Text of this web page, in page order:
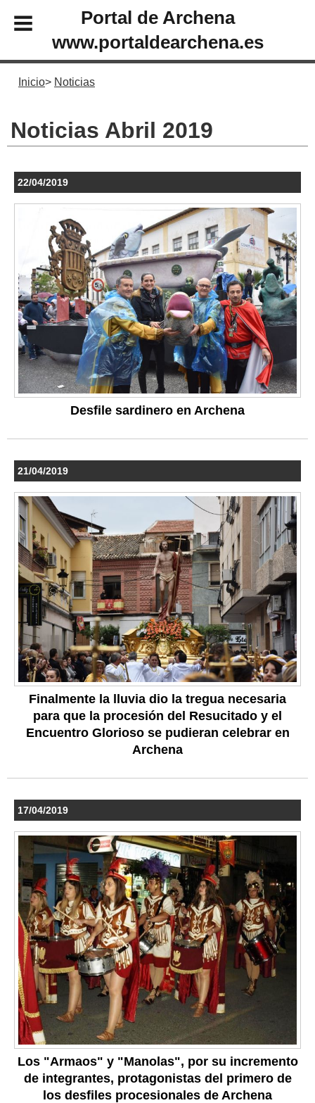
Portal de Archena
www.portaldearchena.es
Inicio Noticias
Noticias Abril 2019
22/04/2019
Desfile sardinero en Archena
21/04/2019
Finalmente la lluvia dio la tregua necesaria
para que la procesión del Resucitado y el
Encuentro Glorioso se pudieran celebrar en
Archena
17/04/2019
Los "Armaos" y "Manolas", por su incremento
de integrantes, protagonistas del primero de
los desfiles procesionales de Archena